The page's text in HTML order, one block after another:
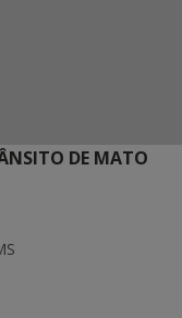
DE MATO